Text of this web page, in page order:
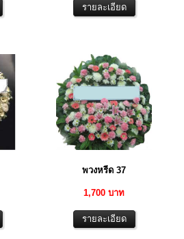
พวงหรีด 37
1,700 บาท